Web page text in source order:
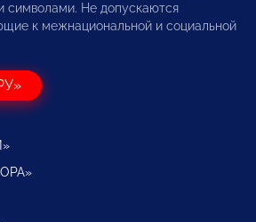
Не допускаются
к межнациональной и социальной